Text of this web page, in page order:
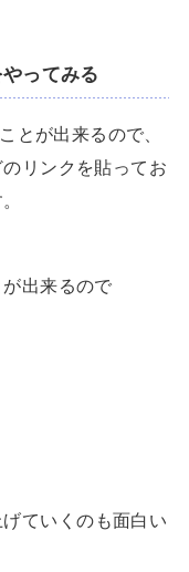
ってみる
とが出来るので、
リンクを貼ってお
出来るので
ていくのも面白い